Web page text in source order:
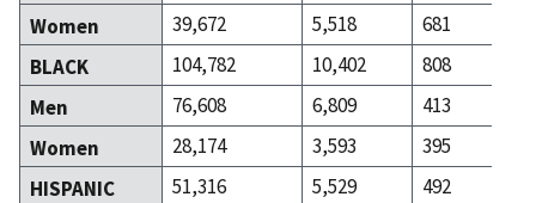
Women
39,672 5,518
681
BLACK
104,782 10,402
808
Men
76,608 6,809
413
Women
28,174 3,593
395
HISPANIC
51,316 5,529
492